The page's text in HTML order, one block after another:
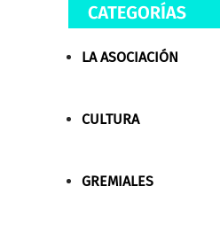
LA ASOCIACIÓN
CULTURA
GREMIALES